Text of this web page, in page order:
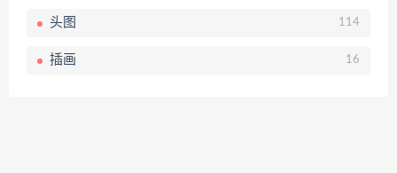
头图 114
插画 16